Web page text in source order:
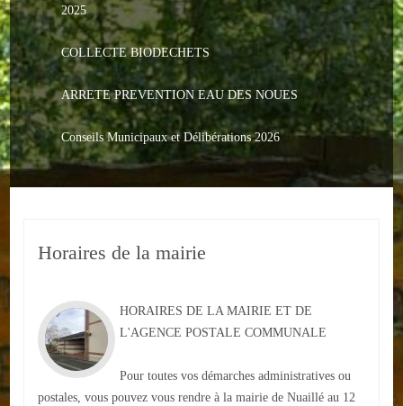
INDISPENSABLES
Nouveaux arrivants
Le PACS
Voter
Urbanisme
Santé
Social
2025
COLLECTE BIODECHETS
ARRETE PREVENTION EAU DES NOUES
Conseils Municipaux et Délibérations 2026
Horaires de la mairie
HORAIRES DE LA MAIRIE ET DE
L'AGENCE POSTALE COMMUNALE
Pour toutes vos démarches administratives ou
postales, vous pouvez vous rendre à la mairie de Nuaillé au 12